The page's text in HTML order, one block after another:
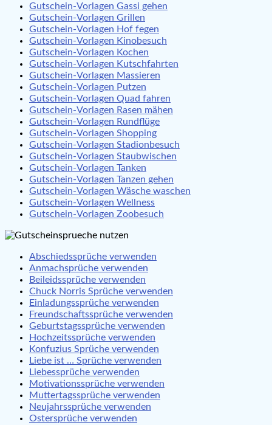
Gutschein-Vorlagen Gassi gehen
Gutschein-Vorlagen Grillen
Gutschein-Vorlagen Hof fegen
Gutschein-Vorlagen Kinobesuch
Gutschein-Vorlagen Kochen
Gutschein-Vorlagen Kutschfahrten
Gutschein-Vorlagen Massieren
Gutschein-Vorlagen Putzen
Gutschein-Vorlagen Quad fahren
Gutschein-Vorlagen Rasen mähen
Gutschein-Vorlagen Rundflüge
Gutschein-Vorlagen Shopping
Gutschein-Vorlagen Stadionbesuch
Gutschein-Vorlagen Staubwischen
Gutschein-Vorlagen Tanken
Gutschein-Vorlagen Tanzen gehen
Gutschein-Vorlagen Wäsche waschen
Gutschein-Vorlagen Wellness
Gutschein-Vorlagen Zoobesuch
Abschiedssprüche verwenden
Anmachsprüche verwenden
Beileidssprüche verwenden
Chuck Norris Sprüche verwenden
Einladungssprüche verwenden
Freundschaftssprüche verwenden
Geburtstagssprüche verwenden
Hochzeitssprüche verwenden
Konfuzius Sprüche verwenden
Liebe ist … Sprüche verwenden
Liebessprüche verwenden
Motivationssprüche verwenden
Muttertagssprüche verwenden
Neujahrssprüche verwenden
Ostersprüche verwenden